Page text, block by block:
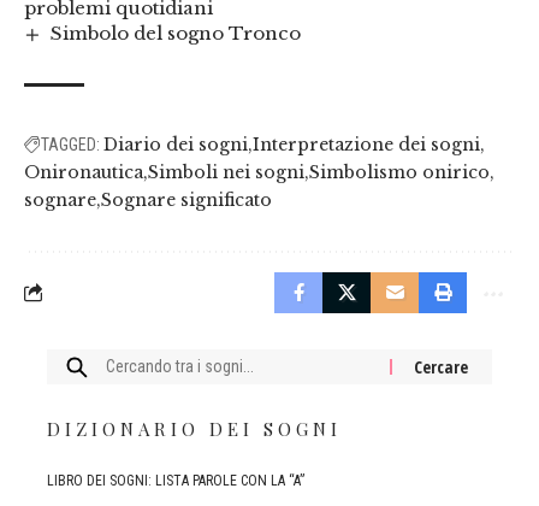
problemi quotidiani
Simbolo del sogno Tronco
TAGGED: Diario dei sogni Interpretazione dei sogni
Onironautica Simboli nei sogni Simbolismo onirico
sognare Sognare significato
Cercare:
DIZIONARIO DEI SOGNI
LIBRO DEI SOGNI: LISTA PAROLE CON LA “A”